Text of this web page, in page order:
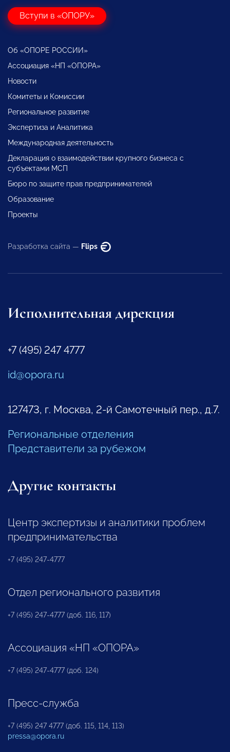
Вступи в «ОПОРУ»
Об «ОПОРЕ РОССИИ»
Ассоциация «НП «ОПОРА»
Новости
Комитеты и Комиссии
Региональное развитие
Экспертиза и Аналитика
Международная деятельность
Декларация о взаимодействии крупного бизнеса с
субъектами МСП
Бюро по защите прав предпринимателей
Образование
Проекты
Разработка сайта — Flips
Исполнительная дирекция
+7 (495) 247 4777
id@opora.ru
127473, г. Москва, 2-й Самотечный пер., д.7.
Региональные отделения
Представители за рубежом
Другие контакты
Центр экспертизы и аналитики проблем
предпринимательства
+7 (495) 247-4777
Отдел регионального развития
+7 (495) 247-4777 (доб. 116, 117)
Ассоциация «НП «ОПОРА»
+7 (495) 247-4777 (доб. 124)
Пресс-служба
+7 (495) 247 4777 (доб. 115, 114, 113)
pressa@opora.ru